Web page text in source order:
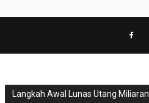
Langkah Awal Lunas Utang Miliaran